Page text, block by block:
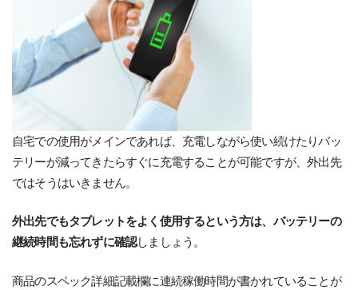
自宅での使用がメインであれば、充電しながら使い続けたりバッ
テリーが減ってきたらすぐに充電することが可能ですが、外出先
ではそうはいきません。
外出先でもタブレットをよく使用するという方は、バッテリーの
継続時間も忘れずに確認しましょう。
商品のスペック詳細記載欄に連続稼働時間が書かれていることが